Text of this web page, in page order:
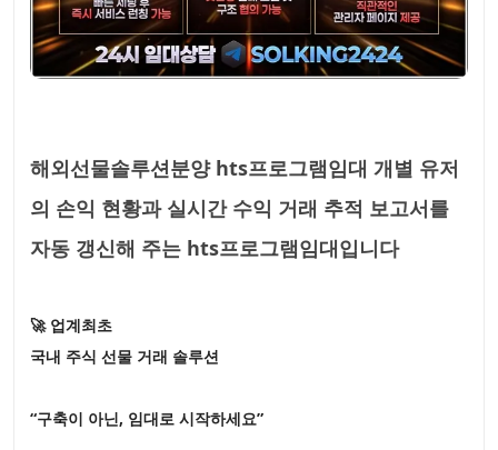
해외선물솔루션분양 hts프로그램임대 개별 유저
의 손익 현황과 실시간 수익 거래 추적 보고서를
자동 갱신해 주는 hts프로그램임대입니다
🚀 업계최초
국내 주식 선물 거래 솔루션
“구축이 아닌, 임대로 시작하세요”